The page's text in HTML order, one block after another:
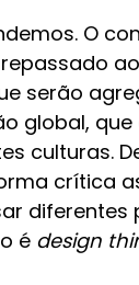
O
serão
global,
culturas.
crítica
diferentes
é design